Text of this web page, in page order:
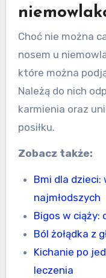
Choć nie można
nosem u
które można
Należą do nich
karmienia oraz
posiłku.
Zobacz także:
Bmi dla dzieci:
najmłodszych
Bigos w ciąży:
Ból żołądka z
Kichanie po
leczenia